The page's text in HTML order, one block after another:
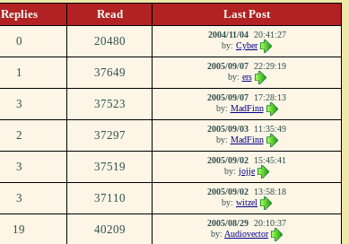
Replies Read
Last Post
0 20480 2004/11/0420:41:27
by: Cyber
1 37649 2005/09/07 22:29:19
by: ers
3 37523 2005/09/07 17:28:13
by: MadFinn
2 37297 2005/09/03 11:35:49
by: MadFinn
3 37519 2005/09/02 15:45:41
by: jojje
3 37110 2005/09/02 13:58:18
by: witzel
19 40209 2005/08/29 20:10:37
by: Audiovector